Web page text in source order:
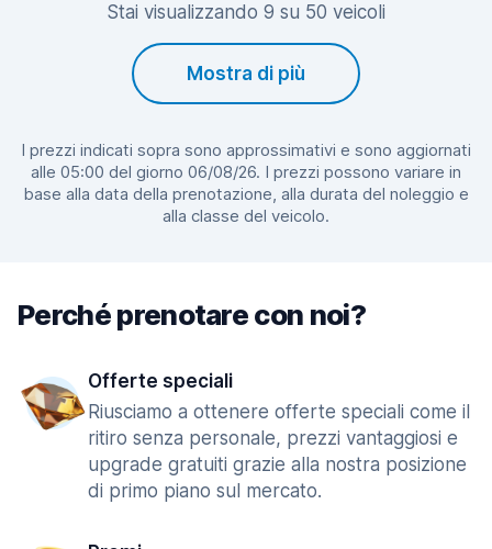
Stai visualizzando 9 su 50 veicoli
Mostra di più
I prezzi indicati sopra sono approssimativi e sono aggiornati
alle 05:00 del giorno 06/08/26. I prezzi possono variare in
base alla data della prenotazione, alla durata del noleggio e
alla classe del veicolo.
Perché prenotare con noi?
Offerte speciali
Riusciamo a ottenere offerte speciali come il
ritiro senza personale, prezzi vantaggiosi e
upgrade gratuiti grazie alla nostra posizione
di primo piano sul mercato.